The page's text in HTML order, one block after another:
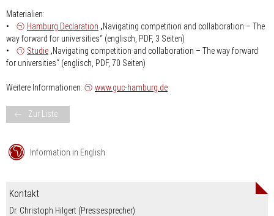
Materialien:
•
Hamburg Declaration „Navigating competition and collaboration – The
way forward for universities“ (englisch, PDF, 3 Seiten)
•
Studie „Navigating competition and collaboration – The way forward
for universities“ (englisch, PDF, 70 Seiten)
Weitere Informationen: www.guc-hamburg.de
Zur Liste
Information in English
Kontakt
Dr. Christoph Hilgert (Pressesprecher)